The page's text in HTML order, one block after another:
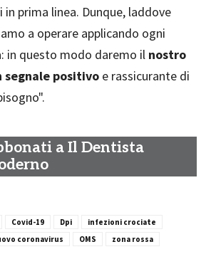
prima linea. Dunque, laddove
a operare applicando ogni
in questo modo daremo il nostro
positivo e rassicurante di
a Il Dentista
Covid-19 Dpi
infezioni crociate
coronavirus OMS zona rossa